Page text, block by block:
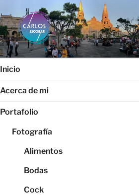
al
contenido
CARLOS
Página web oficial del fotógrafo, locutor
Carlos Escobar
Inicio
Acerca de mi
Portafolio
Fotografía
Alimentos
Bodas
Cock